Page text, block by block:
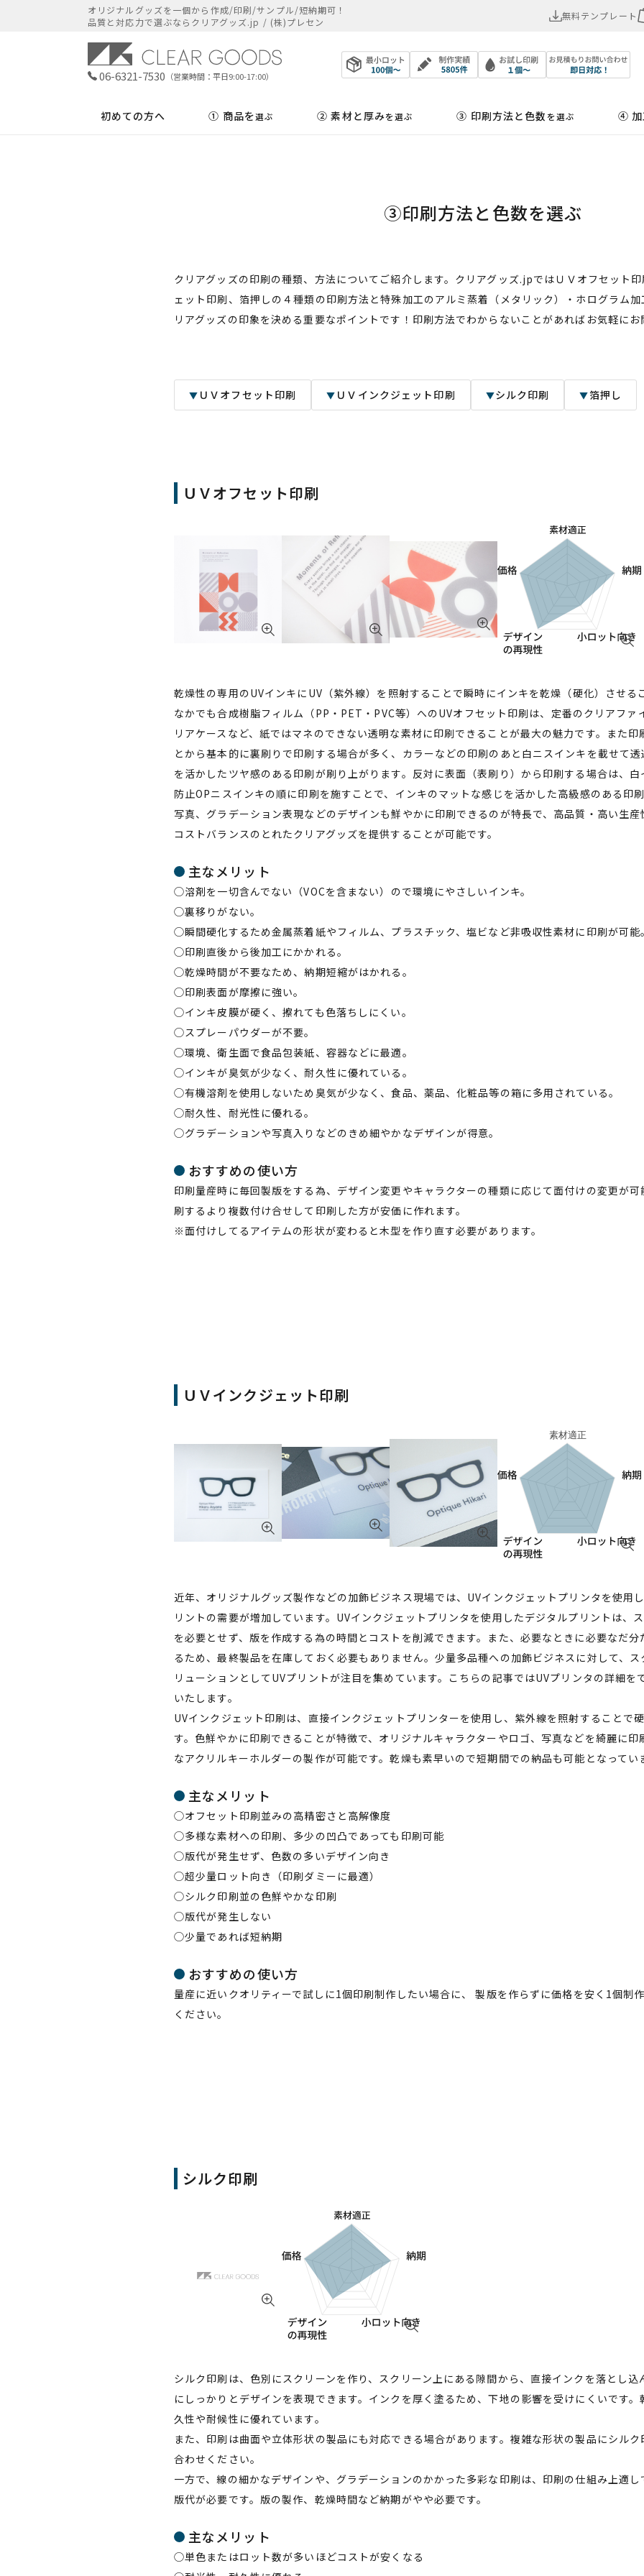
オリジナルグッズを​一個から​作成/印刷/サンプル/短納期可！​
品質と​対応力で​選ぶなら​クリアグッズ.jp / (株)プレセン
無料テンプレート
06-6321-7530 （営業時間：平日9:00-17:00）
初めての方へ ① 商品を選ぶ ② 素材と厚みを選ぶ ③ 印刷方法と色数を選ぶ ④ 加
③印刷方法と色数を選ぶ
クリアグッズの印刷の種類、方法についてご紹介します。クリアグッズ.jpではＵＶオフセット
ェット印刷、箔押しの４種類の印刷方法と特殊加工のアルミ蒸着（メタリック）・ホログラム
リアグッズの印象を決める重要なポイントです！印刷方法でわからないことがあればお気軽にお
▼ ＵＶオフセット印刷 ▼ ＵＶインクジェット印刷 ▼シルク印刷 ▼箔押し
ＵＶオフセット印刷
乾燥性の専用のUVインキにUV（紫外線）を照射することで瞬時にインキを乾燥（硬化）させる
なかでも合成樹脂フィルム（PP・PET・PVC等）へのUVオフセット印刷は、定番のクリアファ
リアケースなど、紙ではマネのできない透明な素材に印刷できることが最大の魅力です。また
とから基本的に裏刷りで印刷する場合が多く、カラーなどの印刷のあと白ニスインキを載せて
を活かしたツヤ感のある印刷が刷り上がります。反対に表面（表刷り）から印刷する場合は、
防止OPニスインキの順に印刷を施すことで、インキのマットな感じを活かした高級感のある印
写真、グラデーション表現などのデザインも鮮やかに印刷できるのが特長で、高品質・高い生
コストバランスのとれたクリアグッズを提供することが可能です。
主なメリット
◯溶剤を一切含んでない（VOCを含まない）ので環境にやさしいインキ。
◯裏移りがない。
◯瞬間硬化するため金属蒸着紙やフィルム、プラスチック、塩ビなど非吸収性素材に印刷が可能。
◯印刷直後から後加工にかかれる。
◯乾燥時間が不要なため、納期短縮がはかれる。
◯印刷表面が摩擦に強い。
◯インキ皮膜が硬く、擦れても色落ちしにくい。
◯スプレーパウダーが不要。
◯環境、衛生面で食品包装紙、容器などに最適。
◯インキが臭気が少なく、耐久性に優れている。
◯有機溶剤を使用しないため臭気が少なく、食品、薬品、化粧品等の箱に多用されている。
◯耐久性、​耐光性に​優れる。​
◯グラデーションや​写真入りなどの​きめ細やかな​デザインが​得意。
おすすめの使い方
印刷量産時に毎回製版をする為、デザイン変更やキャラクターの種類に応じて面付けの変更が
刷するより複数付け合せして印刷した方が安価に作れます。
※面付けしてるアイテムの形状が変わると木型を作り直す必要があります。
ＵＶインクジェット印刷
近年、オリジナルグッズ製作などの加飾ビジネス現場では、UVインクジェットプリンタを使用
リントの需要が増加しています。UVインクジェットプリンタを使用したデジタルプリントは、
を必要とせず、版を作成する為の時間とコストを削減できます。また、必要なときに必要なだ
るため、最終製品を在庫しておく必要もありません。少量多品種への加飾ビジネスに対して、
リューションとしてUVプリントが注目を集めています。こちらの記事ではUVプリンタの詳細を
いたします。
UVインクジェット印刷は、直接インクジェットプリンターを使用し、紫外線を照射することで
す。色鮮やかに印刷できることが特徴で、オリジナルキャラクターやロゴ、写真などを綺麗に
なアクリルキーホルダーの製作が可能です。乾燥も素早いので短期間での納品も可能となってい
主なメリット
◯オフセット印刷並みの高精密さと高解像度
◯多様な素材への印刷、多少の凹凸であっても印刷可能
◯版代が発生せず、色数の多いデザイン向き
◯超少量ロット向き（印刷ダミーに最適）
◯シルク印刷並の​色鮮やかな​印刷
◯版代が​発生しない
​◯少量で​あれば​短納期
おすすめの使い方
量産に近いクオリティーで試しに1個印刷制作したい場合に、 製版を作らずに価格を安く1個制
ください。
シルク印刷
シルク印刷は、色別にスクリーンを作り、スクリーン上にある隙間から、直接インクを落とし
にしっかりとデザインを表現できます。インクを厚く塗るため、下地の影響を受けにくいです
久性や耐候性に優れています。
また、印刷は曲面や立体形状の製品にも対応できる場合があります。複雑な形状の製品にシル
合わせください。
一方で、線の細かなデザインや、グラデーションのかかった多彩な印刷は、印刷の仕組み上適
版代が必要です。版の製作、乾燥時間など納期がやや必要です。
主なメリット
◯単色またはロット数が多いほどコストが安くなる